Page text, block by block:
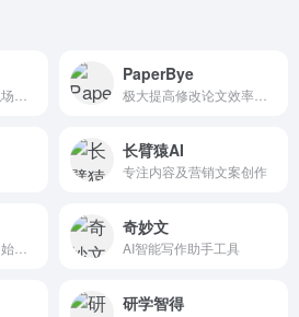
PaperBye
长臂猿AI
专注内容及营销文案创作
奇妙文
AI智能写作助手工具
研学智得